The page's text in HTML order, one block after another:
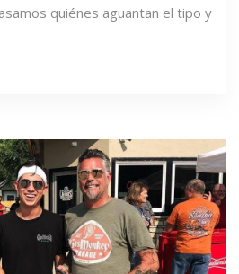
quiénes aguantan el tipo y